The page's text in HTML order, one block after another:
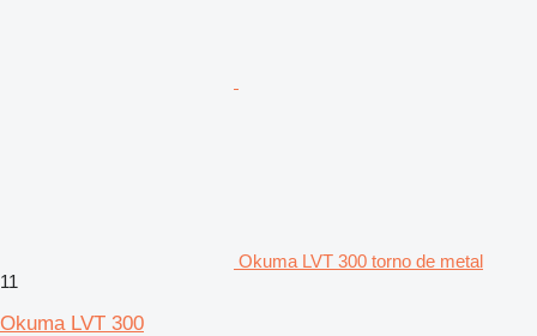
Okuma LVT 300 torno de metal
11
Okuma LVT 300